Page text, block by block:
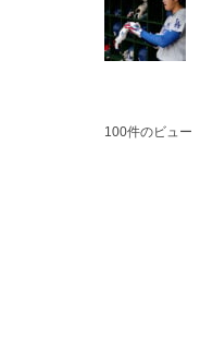
100件のビュー